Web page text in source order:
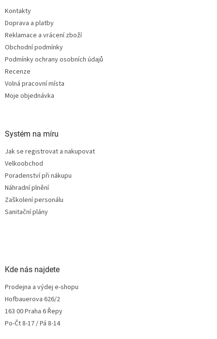
Kontakty
Doprava a platby
Reklamace a vrácení zboží
Obchodní podmínky
Podmínky ochrany osobních údajů
Recenze
Volná pracovní místa
Moje objednávka
Systém na míru
Jak se registrovat a nakupovat
Velkoobchod
Poradenství při nákupu
Náhradní plnění
Zaškolení personálu
Sanitační plány
Kde nás najdete
Prodejna a výdej e-shopu
Hofbauerova 626/2
163 00 Praha 6 Řepy
Po-Čt 8-17 / Pá 8-14